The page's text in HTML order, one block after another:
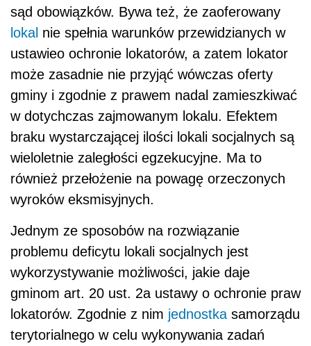
sąd obowiązków. Bywa też, że zaoferowany
lokal nie spełnia warunków przewidzianych w
ustawieo ochronie lokatorów, a zatem lokator
może zasadnie nie przyjąć wówczas oferty
gminy i zgodnie z prawem nadal zamieszkiwać
w dotychczas zajmowanym lokalu. Efektem
braku wystarczającej ilości lokali socjalnych są
wieloletnie zaległości egzekucyjne. Ma to
również przełożenie na powagę orzeczonych
wyroków eksmisyjnych.
Jednym ze sposobów na rozwiązanie
problemu deficytu lokali socjalnych jest
wykorzystywanie możliwości, jakie daje
gminom art. 20 ust. 2a ustawy o ochronie praw
lokatorów. Zgodnie z nim jednostka samorządu
terytorialnego w celu wykonywania zadań